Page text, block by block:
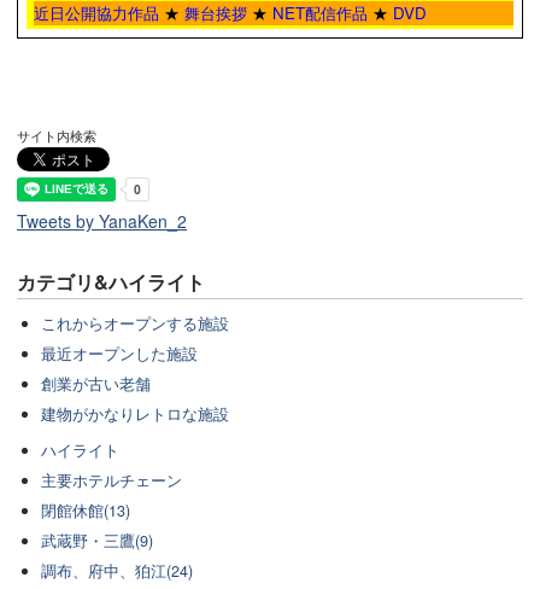
近日公開協力作品 ★ 舞台挨拶 ★ NET配信作品 ★ DVD
サイト内検索
Tweets by YanaKen_2
カテゴリ&ハイライト
これからオープンする施設
最近オープンした施設
創業が古い老舗
建物がかなりレトロな施設
ハイライト
主要ホテルチェーン
閉館休館(13)
武蔵野・三鷹(9)
調布、府中、狛江(24)